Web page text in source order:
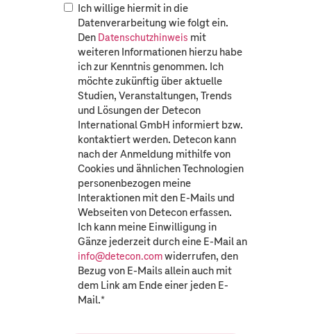
Ich willige hiermit in die
Datenverarbeitung wie folgt ein.
Den Datenschutzhinweis mit
weiteren Informationen hierzu habe
ich zur Kenntnis genommen. Ich
möchte zukünftig über aktuelle
Studien, Veranstaltungen, Trends
und Lösungen der Detecon
International GmbH informiert bzw.
kontaktiert werden. Detecon kann
nach der Anmeldung mithilfe von
Cookies und ähnlichen Technologien
personenbezogen meine
Interaktionen mit den E-Mails und
Webseiten von Detecon erfassen.
Ich kann meine Einwilligung in
Gänze jederzeit durch eine E-Mail an
info@detecon.comwiderrufen, den
Bezug von E-Mails allein auch mit
dem Link am Ende einer jeden E-
Mail.*